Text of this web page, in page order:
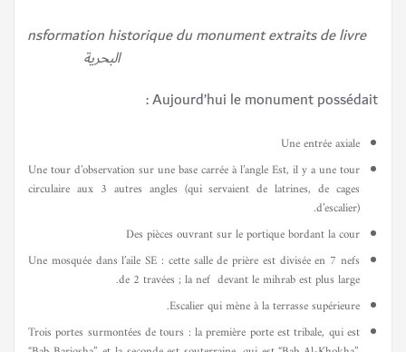
البحرية
Aujourd’hui le monument possédait :
Une entrée axiale
Une tour d’observation sur une base carrée à l’angle Est, il y a une tour
circulaire aux 3 autres angles (qui servaient de latrines, de cages
d’escalier).
Des pièces ouvrant sur le portique bordant la cour
Une mosquée dans l’aile SE : cette salle de prière est divisée en 7 nefs
de 2 travées ; la nef devant le mihrab est plus large.
Escalier qui mène à la terrasse supérieure.
Trois portes surmontées de tours : la première porte est tribale, qui est